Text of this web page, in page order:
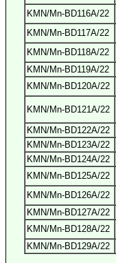
KMN/Mn-BD116A/22
KMN/Mn-BD117A/22
KMN/Mn-BD118A/22
KMN/Mn-BD119A/22
KMN/Mn-BD120A/22
KMN/Mn-BD121A/22
KMN/Mn-BD122A/22
KMN/Mn-BD123A/22
KMN/Mn-BD124A/22
KMN/Mn-BD125A/22
KMN/Mn-BD126A/22
KMN/Mn-BD127A/22
KMN/Mn-BD128A/22
KMN/Mn-BD129A/22